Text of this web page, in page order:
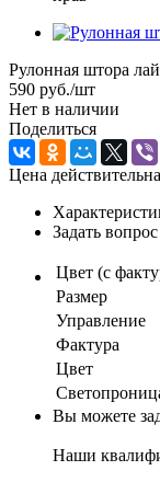
Рулонная штора
590 руб./шт
Нет в наличии
Поделиться
Цена
Задать вопрос
Цвет (с
Размер
Управление
Фактура
Цвет
Вы можете
Наши